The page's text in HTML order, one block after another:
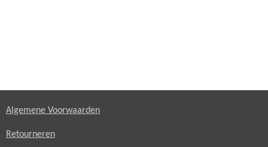
Algemene Voorwaarden
Retourneren